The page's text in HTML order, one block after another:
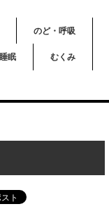
のど・呼吸
睡眠 むくみ